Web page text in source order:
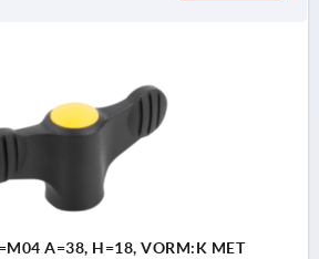
A=38, H=18, VORM:K MET